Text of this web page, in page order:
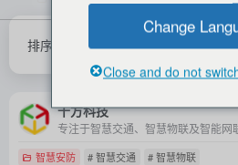
排序 发布 更新 浏览 点赞
千方科技
智慧安防 # 智慧交通 # 智慧物联
Change
Close and do not